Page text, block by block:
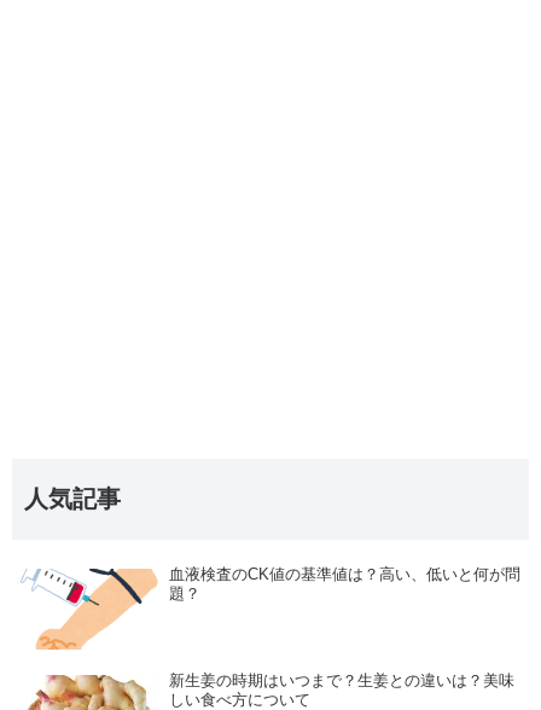
人気記事
血液検査のCK値の基準値は？高い、低いと何が問
題？
新生姜の時期はいつまで？生姜との違いは？美味
しい食べ方について